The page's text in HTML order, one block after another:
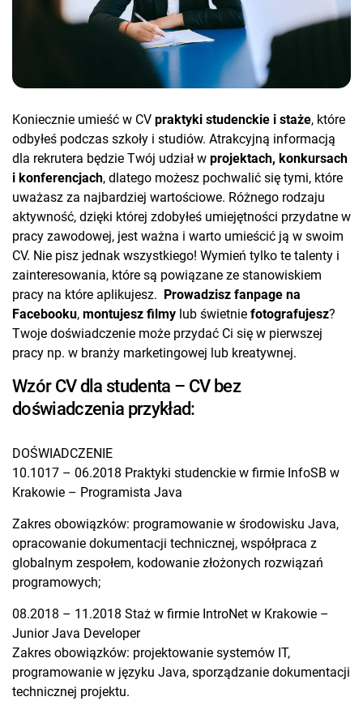
Koniecznie umieść w CV praktyki studenckie i staże, które
odbyłeś podczas szkoły i studiów. Atrakcyjną informacją
dla rekrutera będzie Twój udział w projektach, konkursach
i konferencjach, dlatego możesz pochwalić się tymi, które
uważasz za najbardziej wartościowe. Różnego rodzaju
aktywność, dzięki której zdobyłeś umiejętności przydatne w
pracy zawodowej, jest ważna i warto umieścić ją w swoim
CV. Nie pisz jednak wszystkiego! Wymień tylko te talenty i
zainteresowania, które są powiązane ze stanowiskiem
pracy na które aplikujesz. Prowadzisz fanpage na
Facebooku, montujesz filmy lub świetnie fotografujesz?
Twoje doświadczenie może przydać Ci się w pierwszej
pracy np. w branży marketingowej lub kreatywnej.
Wzór CV dla studenta – CV bez
doświadczenia przykład:
DOŚWIADCZENIE
10.1017 – 06.2018 Praktyki studenckie w firmie InfoSB w
Krakowie – Programista Java
Zakres obowiązków: programowanie w środowisku Java,
opracowanie dokumentacji technicznej, współpraca z
globalnym zespołem, kodowanie złożonych rozwiązań
programowych;
08.2018 – 11.2018 Staż w firmie IntroNet w Krakowie –
Junior Java Developer
Zakres obowiązków: projektowanie systemów IT,
programowanie w języku Java, sporządzanie dokumentacji
technicznej projektu.